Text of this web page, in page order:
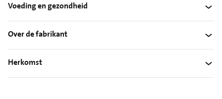
Voeding en gezondheid
Over de fabrikant
Herkomst